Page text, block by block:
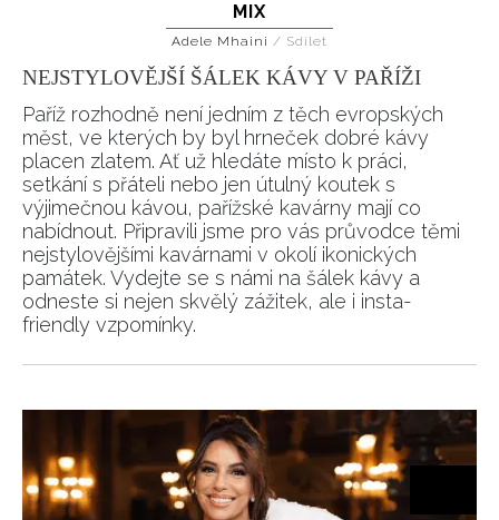
INFORMACE
REDAKCE
MIX
Adele Mhaini / Sdílet
NEJSTYLOVĚJŠÍ ŠÁLEK KÁVY V PAŘÍŽI
Paříž rozhodně není jedním z těch evropských
měst, ve kterých by byl hrneček dobré kávy
placen zlatem. Ať už hledáte místo k práci,
setkání s přáteli nebo jen útulný koutek s
výjimečnou kávou, pařížské kavárny mají co
nabídnout. Připravili jsme pro vás průvodce těmi
nejstylovějšími kavárnami v okolí ikonických
památek. Vydejte se s námi na šálek kávy a
odneste si nejen skvělý zážitek, ale i insta-
friendly vzpomínky.